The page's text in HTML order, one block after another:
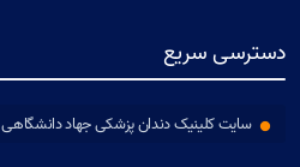
دسترسی سریع
سایت کلینیک دندان پزشکی جهاد دانشگاهی